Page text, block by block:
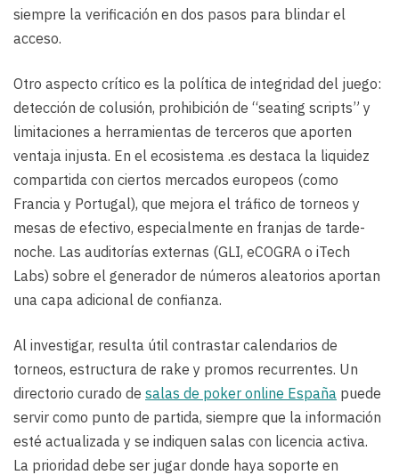
siempre la verificación en dos pasos para blindar el
acceso.
Otro aspecto crítico es la política de integridad del juego:
detección de colusión, prohibición de “seating scripts” y
limitaciones a herramientas de terceros que aporten
ventaja injusta. En el ecosistema .es destaca la liquidez
compartida con ciertos mercados europeos (como
Francia y Portugal), que mejora el tráfico de torneos y
mesas de efectivo, especialmente en franjas de tarde-
noche. Las auditorías externas (GLI, eCOGRA o iTech
Labs) sobre el generador de números aleatorios aportan
una capa adicional de confianza.
Al investigar, resulta útil contrastar calendarios de
torneos, estructura de rake y promos recurrentes. Un
directorio curado de salas de poker online España puede
servir como punto de partida, siempre que la información
esté actualizada y se indiquen salas con licencia activa.
La prioridad debe ser jugar donde haya soporte en